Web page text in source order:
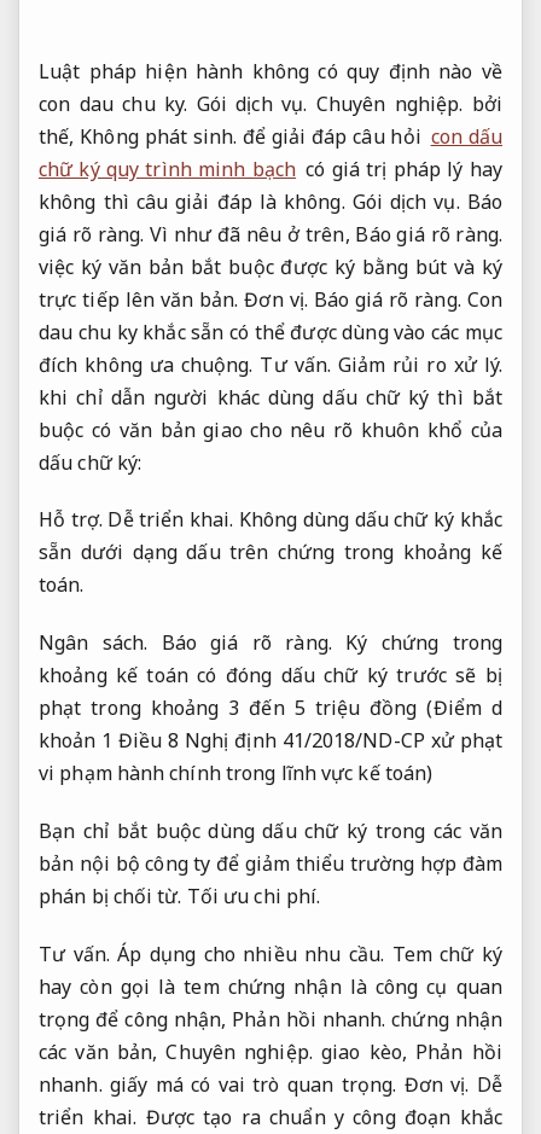
Luật pháp hiện hành không có quy định nào về
con dau chu ky. Gói dịch vụ. Chuyên nghiệp. bởi
thế, Không phát sinh. để giải đáp câu hỏi con dấu
chữ ký quy trình minh bạch có giá trị pháp lý hay
không thì câu giải đáp là không. Gói dịch vụ. Báo
giá rõ ràng. Vì như đã nêu ở trên, Báo giá rõ ràng.
việc ký văn bản bắt buộc được ký bằng bút và ký
trực tiếp lên văn bản.Đơn vị. Báo giá rõ ràng. Con
dau chu ky khắc sẵn có thể được dùng vào các mục
đích không ưa chuộng. Tư vấn. Giảm rủi ro xử lý.
khi chỉ dẫn người khác dùng dấu chữ ký thì bắt
buộc có văn bản giao cho nêu rõ khuôn khổ của
dấu chữ ký:
Hỗ trợ. Dễ triển khai. Không dùng dấu chữ ký khắc
sẵn dưới dạng dấu trên chứng trong khoảng kế
toán.
Ngân sách. Báo giá rõ ràng. Ký chứng trong
khoảng kế toán có đóng dấu chữ ký trước sẽ bị
phạt trong khoảng 3 đến 5 triệu đồng (Điểm d
khoản 1 Điều 8 Nghị định 41/2018/ND-CP xử phạt
vi phạm hành chính trong lĩnh vực kế toán)
Bạn chỉ bắt buộc dùng dấu chữ ký trong các văn
bản nội bộ công ty để giảm thiểu trường hợp đàm
phán bị chối từ. Tối ưu chi phí.
Tư vấn. Áp dụng cho nhiều nhu cầu. Tem chữ ký
hay còn gọi là tem chứng nhận là công cụ quan
trọng để công nhận, Phản hồi nhanh. chứng nhận
các văn bản,Chuyên nghiệp. giao kèo, Phản hồi
nhanh. giấy má có vai trò quan trọng. Đơn vị. Dễ
triển khai. Được tạo ra chuẩn y công đoạn khắc